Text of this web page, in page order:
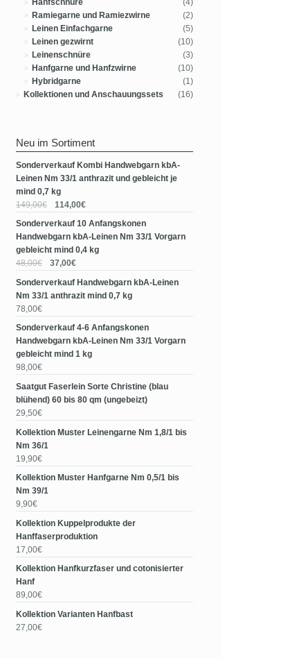
Hanfschnüre
(4)
Ramiegarne und Ramiezwirne
(2)
Leinen Einfachgarne
(5)
Leinen gezwirnt
(10)
Leinenschnüre
(3)
Hanfgarne und Hanfzwirne
(10)
Hybridgarne
(1)
Kollektionen und Anschauungssets
(16)
Neu im Sortiment
Sonderverkauf Kombi Handwebgarn kbA-
Leinen Nm 33/1 anthrazit und gebleicht je
mind 0,7 kg
149,00€
114,00€
Sonderverkauf 10 Anfangskonen
Handwebgarn kbA-Leinen Nm 33/1 Vorgarn
gebleicht mind 0,4 kg
48,00€
37,00€
Sonderverkauf Handwebgarn kbA-Leinen
Nm 33/1 anthrazit mind 0,7 kg
78,00€
Sonderverkauf 4-6 Anfangskonen
Handwebgarn kbA-Leinen Nm 33/1 Vorgarn
gebleicht mind 1 kg
98,00€
Saatgut Faserlein Sorte Christine (blau
blühend) 60 bis 80 qm (ungebeizt)
29,50€
Kollektion Muster Leinengarne Nm 1,8/1 bis
Nm 36/1
19,90€
Kollektion Muster Hanfgarne Nm 0,5/1 bis
Nm 39/1
9,90€
Kollektion Kuppelprodukte der
Hanffaserproduktion
17,00€
Kollektion Hanfkurzfaser und cotonisierter
Hanf
89,00€
Kollektion Varianten Hanfbast
27,00€